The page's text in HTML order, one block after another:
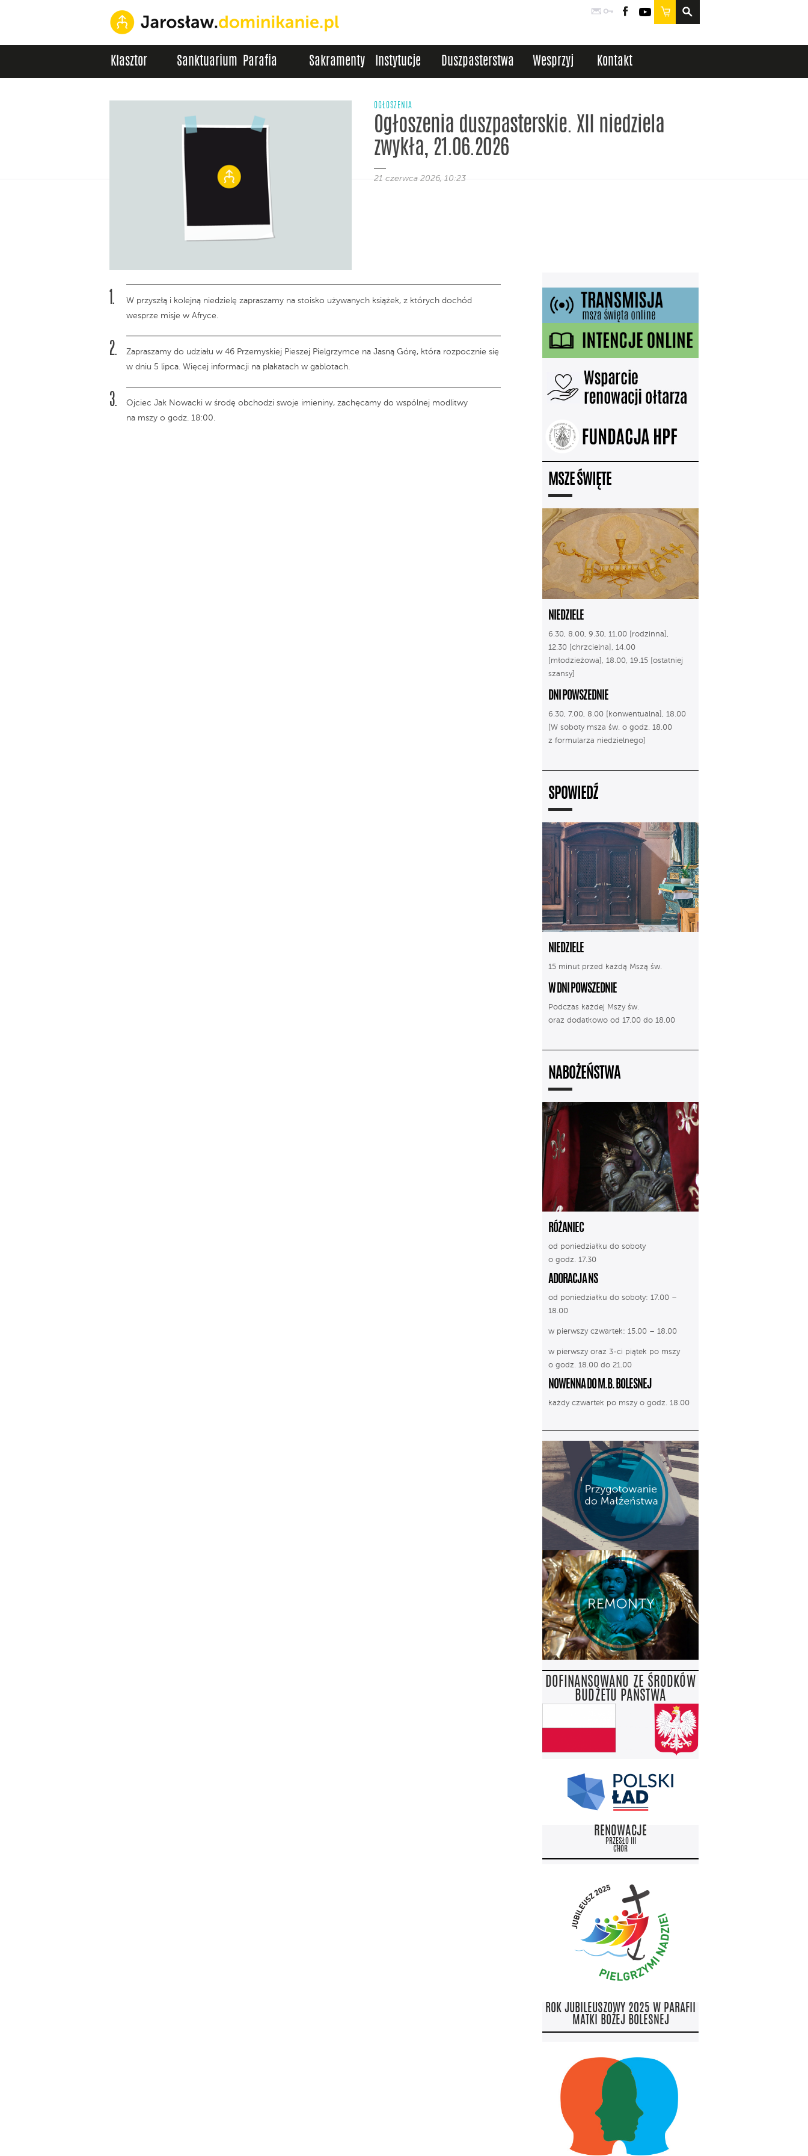
PocztaLogowanie
FacebookYouTube
Sklep
Klasztor Sanktuarium Parafia Sakramenty Instytucje Duszpasterstwa Wesprzyj Kontakt
OGŁOSZENIA
Ogłoszenia duszpasterskie. XII niedziela
zwykła, 21.06.2026
21 czerwca 2026, 10:23
W przyszłą i kolejną niedzielę zapraszamy na stoisko używanych książek, z których dochód
wesprze misje w Afryce.
Zapraszamy do udziału w 46 Przemyskiej Pieszej Pielgrzymce na Jasną Górę, która rozpocznie się
w dniu 5 lipca. Więcej informacji na plakatach w gablotach.
Ojciec Jak Nowacki w środę obchodzi swoje imieniny, zachęcamy do wspólnej modlitwy
na mszy o godz. 18:00.
MSZE ŚWIĘTE
NIEDZIELE
6.30, 8.00, 9.30, 11.00 [rodzinna],
12.30 [chrzcielna], 14.00
[młodzieżowa], 18.00, 19.15 [ostatniej
szansy]
DNI POWSZEDNIE
6.30, 7.00, 8.00 [konwentualna], 18.00
[W soboty msza św. o godz. 18.00
z formularza niedzielnego]
SPOWIEDŹ
NIEDZIELE
15 minut przed każdą Mszą św.
W DNI POWSZEDNIE
Podczas każdej Mszy św.
oraz dodatkowo od 17.00 do 18.00
NABOŻEŃSTWA
RÓŻANIEC
od poniedziałku do soboty
o godz. 17.30
ADORACJA NS
od poniedziałku do soboty: 17.00 –
18.00
w pierwszy czwartek: 15.00 – 18.00
w pierwszy oraz 3-ci piątek po mszy
o godz. 18.00 do 21.00
NOWENNA DO M.B. BOLESNEJ
każdy czwartek po mszy o godz. 18.00
DOFINANSOWANO ZE ŚRODKÓW
BUDŻETU PAŃSTWA
RENOWACJE
PRZĘSŁO III
CHÓR
ROK JUBILEUSZOWY 2025 W PARAFII
MATKI BOŻEJ BOLESNEJ